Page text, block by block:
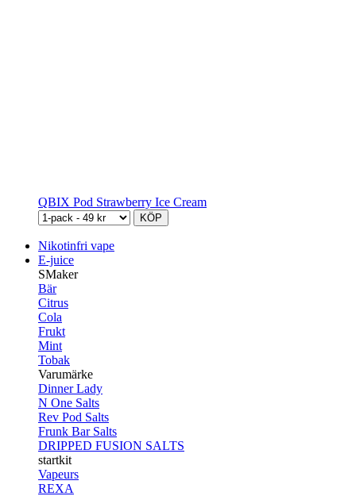
QBIX Pod Strawberry Ice Cream
KÖP
Nikotinfri vape
E-juice
SMaker
Bär
Citrus
Cola
Frukt
Mint
Tobak
Varumärke
Dinner Lady
N One Salts
Rev Pod Salts
Frunk Bar Salts
DRIPPED FUSION SALTS
startkit
Vapeurs
REXA